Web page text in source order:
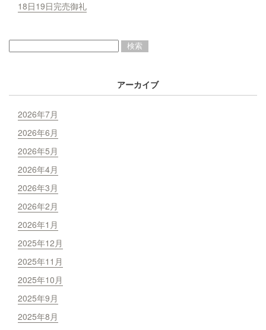
18日19日完売御礼
アーカイブ
2026年7月
2026年6月
2026年5月
2026年4月
2026年3月
2026年2月
2026年1月
2025年12月
2025年11月
2025年10月
2025年9月
2025年8月